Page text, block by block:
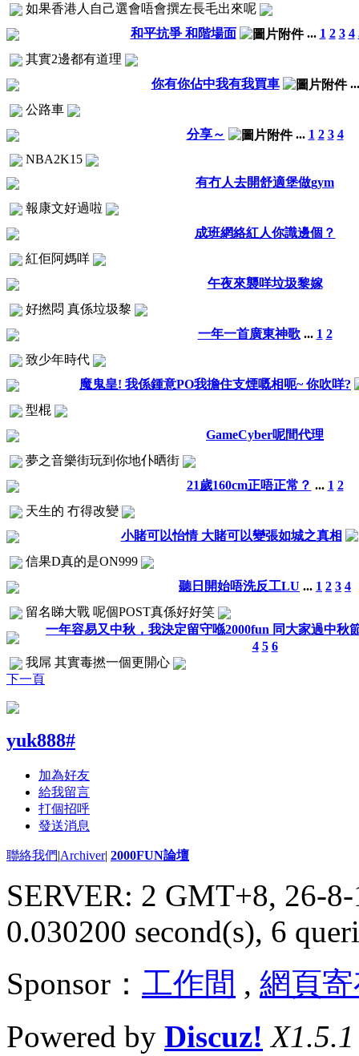
如果香港人自己選會唔會撰左長毛出來呢
和平抗爭 和階場面
... 1 2 3 4
其實2邊都有道理
你有你佔中我有我買車
公路車
分享～
... 1 2 3 4
NBA2K15
有冇人去開舒適堡做gym
報康文好過啦
成班網絡紅人你識邊個？
紅佢阿媽咩
午夜來襲咩垃圾黎嫁
好撚悶 真係垃圾黎
一年一首廣東神歌 ... 1 2
致少年時代
魔鬼皇! 我係鍾意PO我擔住支煙嘅相呃~ 你吹咩?
型棍
GameCyber呢間代理
夢之音樂街玩到你地仆晒街
21歲160cm正唔正常？ ... 1 2
天生的 冇得改變
小賭可以怡情 大賭可以變張如城之真相
信果D真的是ON999
聽日開始唔洗反工LU ... 1 2 3 4
留名睇大戰 呢個POST真係好好笑
一年容易又中秋，我決定留守喺2000fun 同大家過中秋
4 5 6
我屌 其實毒撚一個更開心
下一頁
yuk888#
加為好友
給我留言
打個招呼
發送消息
聯絡我們|Archiver| 2000FUN論壇
SERVER: 2 GMT+8, 26-
0.030200 second(s), 6
Sponsor： 工作間 , 網頁
Powered by Discuz! X1.5.1